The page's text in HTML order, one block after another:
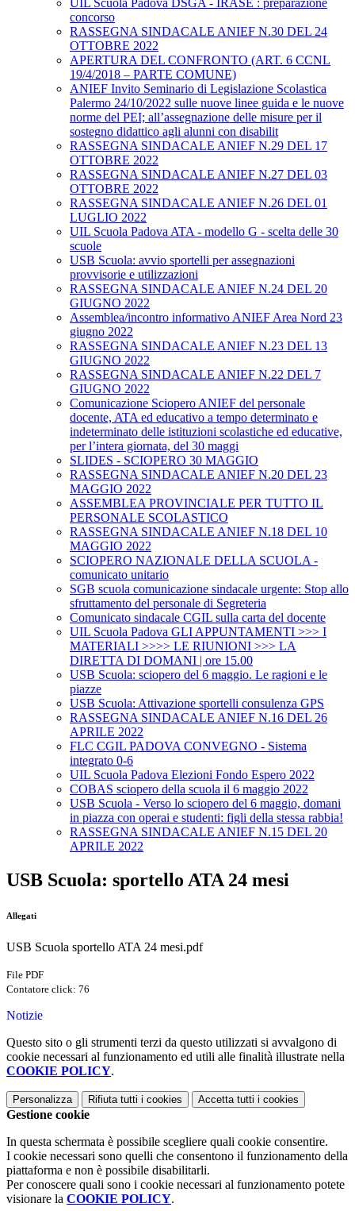
UIL Scuola Padova DSGA - IRASE : preparazione
concorso
RASSEGNA SINDACALE ANIEF N.30 DEL 24
OTTOBRE 2022
APERTURA DEL CONFRONTO (ART. 6 CCNL
19/4/2018 – PARTE COMUNE)
ANIEF Invito Seminario di Legislazione Scolastica
Palermo 24/10/2022 sulle nuove linee guida e le nuove
norme del PEI; all’assegnazione delle misure per il
sostegno didattico agli alunni con disabilit
RASSEGNA SINDACALE ANIEF N.29 DEL 17
OTTOBRE 2022
RASSEGNA SINDACALE ANIEF N.27 DEL 03
OTTOBRE 2022
RASSEGNA SINDACALE ANIEF N.26 DEL 01
LUGLIO 2022
UIL Scuola Padova ATA - modello G - scelta delle 30
scuole
USB Scuola: avvio sportelli per assegnazioni
provvisorie e utilizzazioni
RASSEGNA SINDACALE ANIEF N.24 DEL 20
GIUGNO 2022
Assemblea/incontro informativo ANIEF Area Nord 23
giugno 2022
RASSEGNA SINDACALE ANIEF N.23 DEL 13
GIUGNO 2022
RASSEGNA SINDACALE ANIEF N.22 DEL 7
GIUGNO 2022
Comunicazione Sciopero ANIEF del personale
docente, ATA ed educativo a tempo determinato e
indeterminato delle istituzioni scolastiche ed educative,
per l’intera giornata, del 30 maggi
SLIDES - SCIOPERO 30 MAGGIO
RASSEGNA SINDACALE ANIEF N.20 DEL 23
MAGGIO 2022
ASSEMBLEA PROVINCIALE PER TUTTO IL
PERSONALE SCOLASTICO
RASSEGNA SINDACALE ANIEF N.18 DEL 10
MAGGIO 2022
SCIOPERO NAZIONALE DELLA SCUOLA -
comunicato unitario
SGB scuola comunicazione sindacale urgente: Stop allo
sfruttamento del personale di Segreteria
Comunicato sindacale CGIL sulla carta del docente
UIL Scuola Padova GLI APPUNTAMENTI >>> I
MATERIALI >>>> LE RIUNIONI >>> LA
DIRETTA DI DOMANI | ore 15.00
USB Scuola: sciopero del 6 maggio. Le ragioni e le
piazze
USB Scuola: Attivazione sportelli consulenza GPS
RASSEGNA SINDACALE ANIEF N.16 DEL 26
APRILE 2022
FLC CGIL PADOVA CONVEGNO - Sistema
integrato 0-6
UIL Scuola Padova Elezioni Fondo Espero 2022
COBAS sciopero della scuola il 6 maggio 2022
USB Scuola - Verso lo sciopero del 6 maggio, domani
in piazza con operai e studenti: figli della stessa rabbia!
RASSEGNA SINDACALE ANIEF N.15 DEL 20
APRILE 2022
USB Scuola: sportello ATA 24 mesi
Allegati
USB Scuola sportello ATA 24 mesi.pdf
File PDF
Contatore click: 76
Notizie
Questo sito o gli strumenti terzi da questo utilizzati si avvalgono di
cookie necessari al funzionamento ed utili alle finalità illustrate nella
COOKIE POLICY.
Personalizza Rifiuta tutti i cookies Accetta tutti i cookies
Gestione cookie
In questa schermata è possibile scegliere quali cookie consentire.
I cookie necessari sono quelli che consentono il funzionamento della
piattaforma e non è possibile disabilitarli.
Per conoscere quali sono i cookie necessari al funzionamento potete
visionare la COOKIE POLICY.